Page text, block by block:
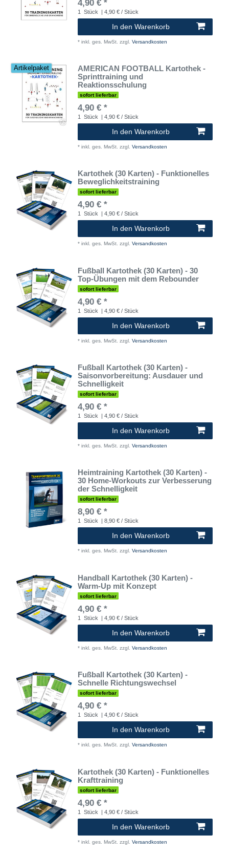
4,90 € *
1 Stück | 4,90 € / Stück
In den Warenkorb
* inkl. ges. MwSt. zzgl. Versandkosten
Artikelpaket
AMERICAN FOOTBALL Kartothek -
Sprinttraining und
Reaktionsschulung
sofort lieferbar
4,90 € *
1 Stück | 4,90 € / Stück
In den Warenkorb
* inkl. ges. MwSt. zzgl. Versandkosten
Kartothek (30 Karten) - Funktionelles
Beweglichkeitstraining
sofort lieferbar
4,90 € *
1 Stück | 4,90 € / Stück
In den Warenkorb
* inkl. ges. MwSt. zzgl. Versandkosten
Fußball Kartothek (30 Karten) - 30
Top-Übungen mit dem Rebounder
sofort lieferbar
4,90 € *
1 Stück | 4,90 € / Stück
In den Warenkorb
* inkl. ges. MwSt. zzgl. Versandkosten
Fußball Kartothek (30 Karten) -
Saisonvorbereitung: Ausdauer und
Schnelligkeit
sofort lieferbar
4,90 € *
1 Stück | 4,90 € / Stück
In den Warenkorb
* inkl. ges. MwSt. zzgl. Versandkosten
Heimtraining Kartothek (30 Karten) -
30 Home-Workouts zur Verbesserung
der Schnelligkeit
sofort lieferbar
8,90 € *
1 Stück | 8,90 € / Stück
In den Warenkorb
* inkl. ges. MwSt. zzgl. Versandkosten
Handball Kartothek (30 Karten) -
Warm-Up mit Konzept
sofort lieferbar
4,90 € *
1 Stück | 4,90 € / Stück
In den Warenkorb
* inkl. ges. MwSt. zzgl. Versandkosten
Fußball Kartothek (30 Karten) -
Schnelle Richtungswechsel
sofort lieferbar
4,90 € *
1 Stück | 4,90 € / Stück
In den Warenkorb
* inkl. ges. MwSt. zzgl. Versandkosten
Kartothek (30 Karten) - Funktionelles
Krafttraining
sofort lieferbar
4,90 € *
1 Stück | 4,90 € / Stück
In den Warenkorb
* inkl. ges. MwSt. zzgl. Versandkosten